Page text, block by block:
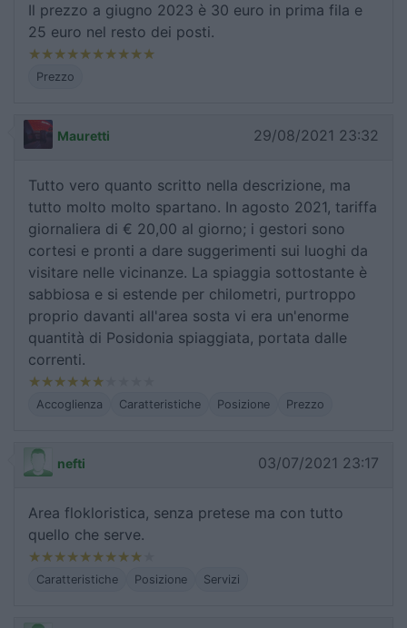
Il prezzo a giugno 2023 è 30 euro in prima fila e
25 euro nel resto dei posti.
Prezzo
Mauretti 29/08/2021 23:32
Tutto vero quanto scritto nella descrizione, ma
tutto molto molto spartano. In agosto 2021, tariffa
giornaliera di € 20,00 al giorno; i gestori sono
cortesi e pronti a dare suggerimenti sui luoghi da
visitare nelle vicinanze. La spiaggia sottostante è
sabbiosa e si estende per chilometri, purtroppo
proprio davanti all'area sosta vi era un'enorme
quantità di Posidonia spiaggiata, portata dalle
correnti.
Accoglienza Caratteristiche Posizione Prezzo
nefti 03/07/2021 23:17
Area flokloristica, senza pretese ma con tutto
quello che serve.
Caratteristiche Posizione Servizi